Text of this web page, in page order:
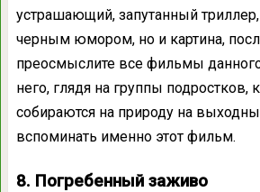
устрашающий, запутанный
черным юмором, но и картина,
преосмыслите все фильмы
него, глядя на группы подростков,
собираются на природу на
вспоминать именно этот фильм.
8. Погребенный заживо